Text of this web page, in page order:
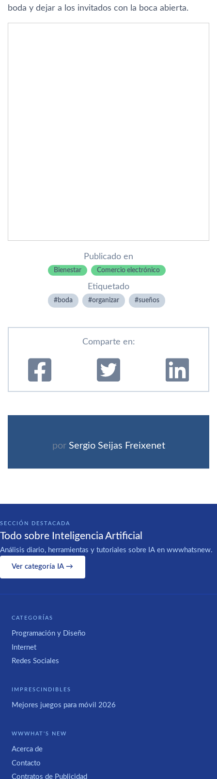
boda y dejar a los invitados con la boca abierta.
Publicado en
Bienestar Comercio electrónico
Etiquetado
boda organizar sueños
Comparte en:
por Sergio Seijas Freixenet
SECCIÓN DESTACADA
Todo sobre Inteligencia Artificial
Análisis diario, herramientas y tutoriales sobre IA en wwwhatsnew.
Ver categoría IA →
CATEGORÍAS
Programación y Diseño
Internet
Redes Sociales
IMPRESCINDIBLES
Mejores juegos para móvil 2026
WWWHAT'S NEW
Acerca de
Contacto
Contratos de Publicidad